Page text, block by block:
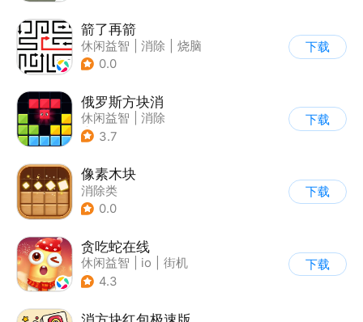
箭了再箭
休闲益智 消除
烧脑
| 清新
0.0
下载
俄罗斯方块消
休闲益智
消除
| 俄罗斯方块
3.7
下载
像素木块
消除类
0.0
下载
贪吃蛇在线
休闲益智 io
街机
| 贪吃蛇
4.3
下载